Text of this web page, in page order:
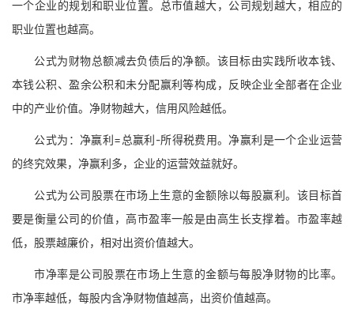
一个企业的规划和职业位置。总市值越大，公司规划越大，相应的
职业位置也越高。
公式为财物总额减去负债后的净额。该目标由实践所收本钱、
本钱公积、盈余公积和未分配赢利等构成，反映企业全部者在企业
中的产业价值。净财物越大，信用风险越低。
公式为：净赢利=总赢利-所得税费用。净赢利是一个企业运营
的终究效果，净赢利多，企业的运营效益就好。
公式为公司股票在市场上生意的金额除以每股赢利。该目标首
要是衡量公司的价值，高市盈率一般是由高生长支撑着。市盈率越
低，股票越廉价，相对出资价值越大。
市净率是公司股票在市场上生意的金额与每股净财物的比率。
市净率越低，每股内含净财物值越高，出资价值越高。